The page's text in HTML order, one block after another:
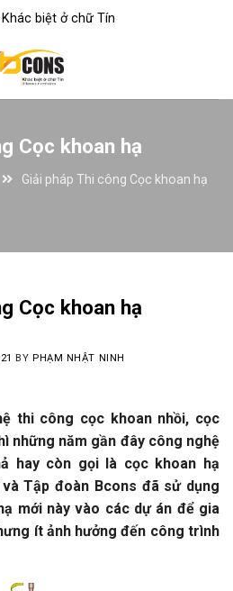
Khác biệt ở chữ Tín
Cọc khoan hạ
Giải pháp Thi công Cọc khoan hạ
Cọc khoan hạ
BY PHẠM NHẬT NINH
thi công cọc khoan nhồi, cọc
những năm gần đây công nghệ
hay còn gọi là cọc khoan hạ
Tập đoàn Bcons đã sử dụng
mới này vào các dự án để gia
ít ảnh hưởng đến công trình